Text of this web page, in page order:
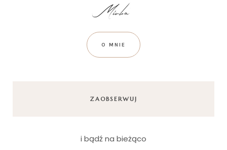
O MNIE
ZAOBSERWUJ
i bądź na bieżąco